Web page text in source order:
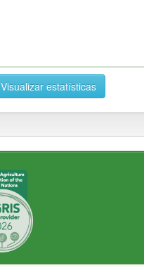
Visualizar estatísticas